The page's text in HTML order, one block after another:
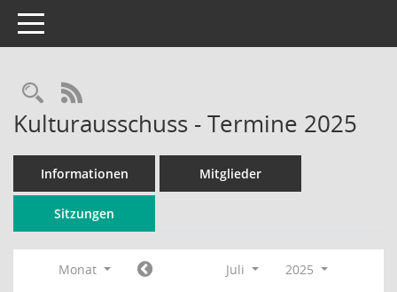
Toggle navigation
Rechercheauswahl
RSS-Feed
Kulturausschuss - Termine 2025
Informationen Mitglieder
Sitzungen
Monat Juli
2025